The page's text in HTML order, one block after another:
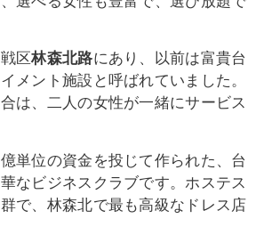
区林森北路にあり、以前は富貴台
メント施設と呼ばれていました。
は、二人の女性が一緒にサービス
億単位の資金を投じて作られた、台
なビジネスクラブです。ホステス
で、林森北で最も高級なドレス店